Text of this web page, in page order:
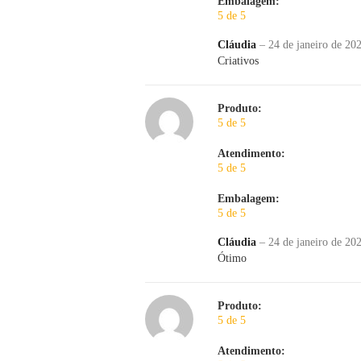
5 de 5
Cláudia – 24 de janeiro de
Criativos
Produto:
5 de 5
Atendimento:
5 de 5
Embalagem:
5 de 5
Cláudia – 24 de janeiro de
Ótimo
Produto:
5 de 5
Atendimento: